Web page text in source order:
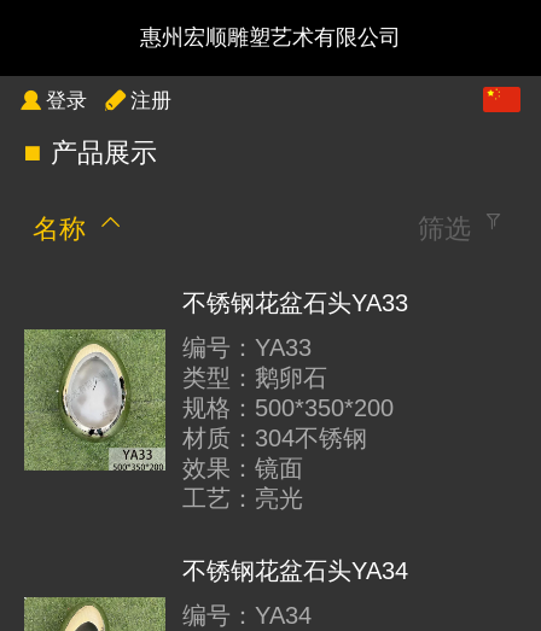
惠州宏顺雕塑艺术有限公司
登录 注册
产品展示
名称 筛选
不锈钢花盆石头YA33
编号：YA33
类型：鹅卵石
规格：500*350*200
材质：304不锈钢
效果：镜面
工艺：亮光
不锈钢花盆石头YA34
编号：YA34